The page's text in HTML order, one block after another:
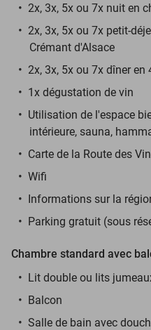
2x, 3x, 5x ou 7x nuit en
2x, 3x, 5x ou 7x petit-
Crémant d'Alsace
2x, 3x, 5x ou 7x dîner en
1x dégustation de vin
Utilisation de l'espace
intérieure, sauna,
Carte de la Route des
Wifi
Informations sur la
Parking gratuit (sous
Chambre standard avec
Lit double ou lits
Balcon
Salle de bain avec